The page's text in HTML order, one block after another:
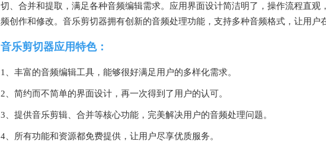
切、合并和提取，满足各种音频编辑需求。应用界面设计简洁明了，操作流程直
频创作和修改。音乐剪切器拥有创新的音频处理功能，支持多种音频格式，让用户
音乐剪切器应用特色：
1、丰富的音频编辑工具，能够很好满足用户的多样化需求。
2、简约而不简单的界面设计，再一次得到了用户的认可。
3、提供音乐剪辑、合并等核心功能，完美解决用户的音频处理问题。
4、所有功能和资源都免费提供，让用户尽享优质服务。